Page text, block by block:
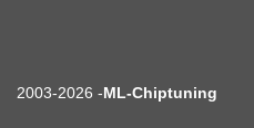
2003-2026 -ML-Chiptuning